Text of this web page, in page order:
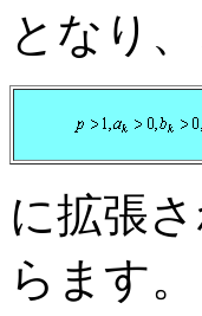
となり
に拡張
らます。